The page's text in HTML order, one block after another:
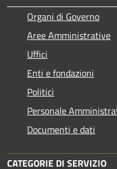
Organi di Governo
Aree Amministrative
Uffici
Enti e fondazioni
Politici
Personale
Documenti e dati
CATEGORIE DI SERVIZIO